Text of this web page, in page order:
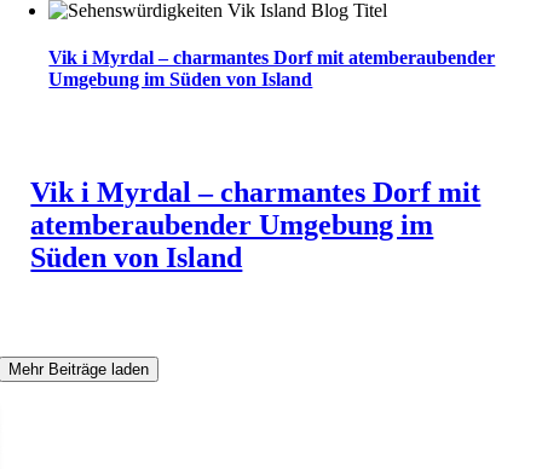
Vik i Myrdal – charmantes Dorf mit atemberaubender
Umgebung im Süden von Island
Vik i Myrdal – charmantes Dorf mit
atemberaubender Umgebung im
Süden von Island
Mehr Beiträge laden